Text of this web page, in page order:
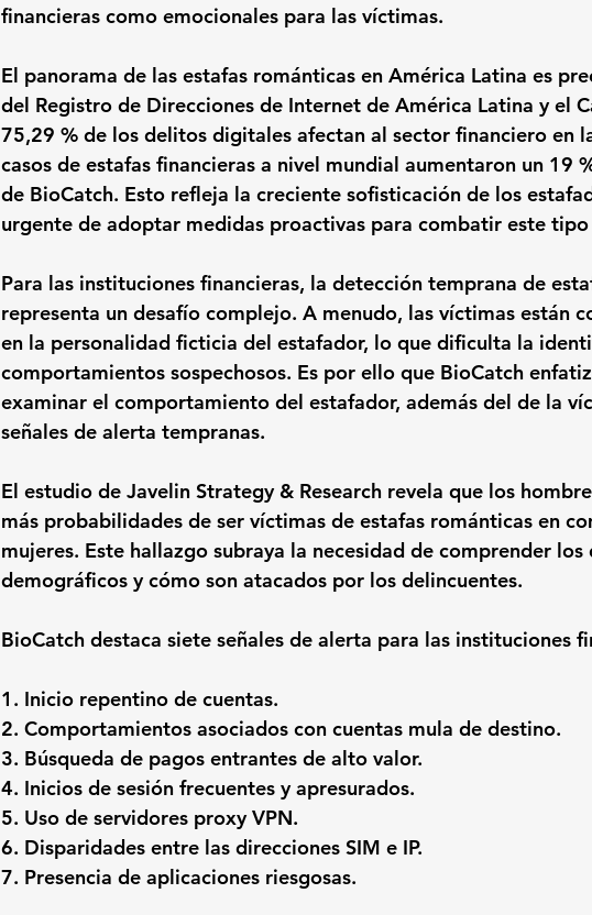
financieras como emocionales para las víctimas.
El panorama de las estafas románticas en América Latina es
del Registro de Direcciones de Internet de América Latina y el
75,29 % de los delitos digitales afectan al sector financiero en
casos de estafas financieras a nivel mundial aumentaron un 19
de BioCatch. Esto refleja la creciente sofisticación de los
urgente de adoptar medidas proactivas para combatir este
Para las instituciones financieras, la detección temprana de
representa un desafío complejo. A menudo, las víctimas están
en la personalidad ficticia del estafador, lo que dificulta la
comportamientos sospechosos. Es por ello que BioCatch
examinar el comportamiento del estafador, además del de la
señales de alerta tempranas.
El estudio de Javelin Strategy & Research revela que los
más probabilidades de ser víctimas de estafas románticas en
mujeres. Este hallazgo subraya la necesidad de comprender
demográficos y cómo son atacados por los delincuentes.
BioCatch destaca siete señales de alerta para las instituciones
1. Inicio repentino de cuentas.
2. Comportamientos asociados con cuentas mula de destino.
3. Búsqueda de pagos entrantes de alto valor.
4. Inicios de sesión frecuentes y apresurados.
5. Uso de servidores proxy VPN.
6. Disparidades entre las direcciones SIM e IP.
7. Presencia de aplicaciones riesgosas.